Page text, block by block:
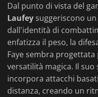
Dal punto di vista del
Laufey suggeriscono
dall'identità di
enfatizza il peso, la
Faye sembra
versatilità magica. Il
incorpora attacchi
distanza, creando un